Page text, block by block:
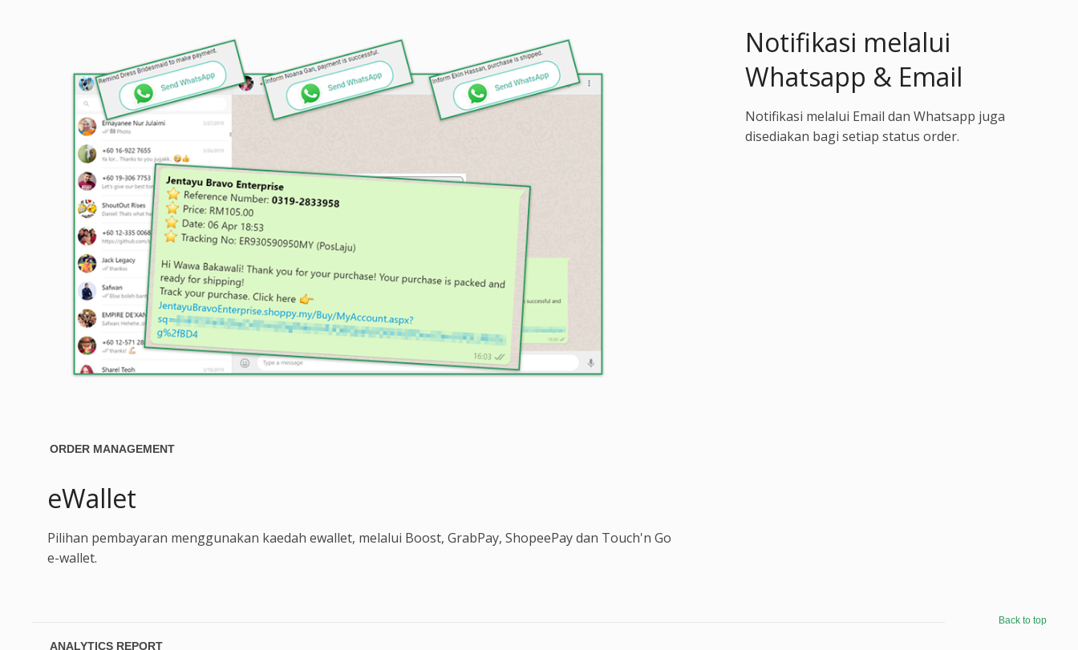
Notifikasi melalui
Whatsapp & Email
Notifikasi melalui Email dan Whatsapp juga
disediakan bagi setiap status order.
ORDER MANAGEMENT
eWallet
Pilihan pembayaran menggunakan kaedah ewallet, melalui Boost, GrabPay, ShopeePay dan Touch'n Go
e-wallet.
Back to top
ANALYTICS REPORT